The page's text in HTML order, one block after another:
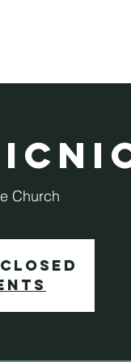
Church